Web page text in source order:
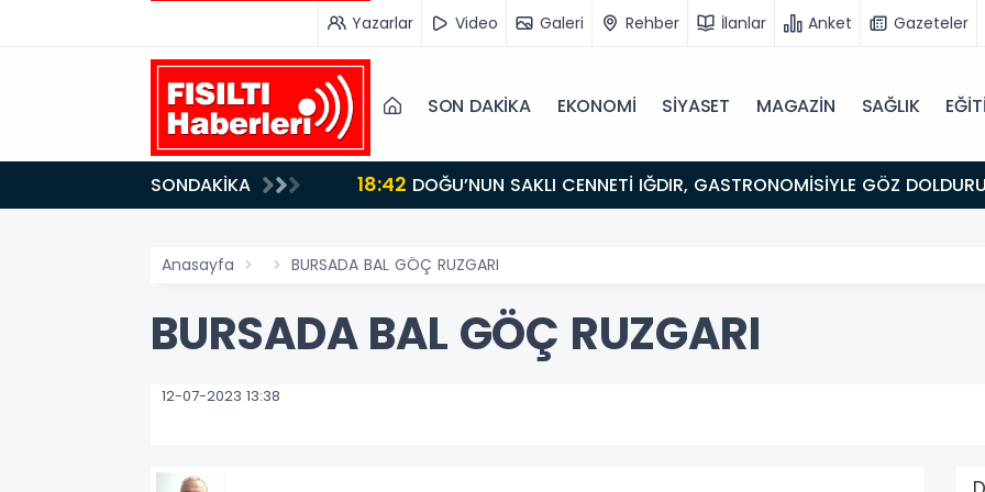
Yazarlar Video Galeri Rehber İlanlar Anket Gazeteler
SON DAKİKA EKONOMİ SİYASET MAGAZİN SAĞLIK
SONDAKİKA 18:42
KÜLTÜRÜNÜN BULUŞMA NOKTASI
Anasayfa BURSADA BAL GÖÇ RUZGARI
BURSADA BAL GÖÇ RUZGARI
12-07-2023 13:38